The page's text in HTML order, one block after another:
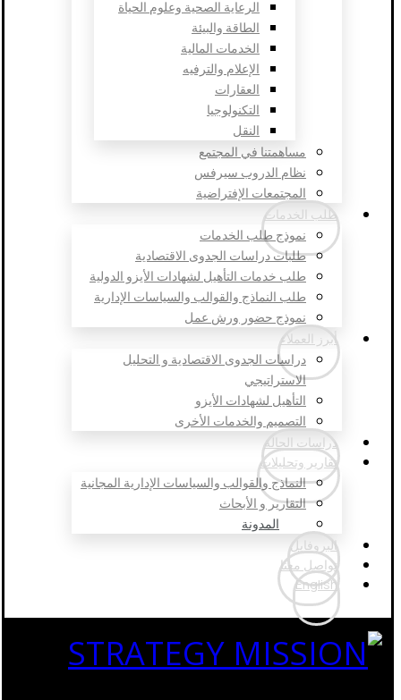
الرعاية الصحية وعلوم الحياة
الطاقة والبيئة
الخدمات المالية
الإعلام والترفيه
العقارات
التكنولوجيا
النقل
مساهمتنا في المجتمع
نظام الدروب سيرفس
المجتمعات الإفتراضية
طلب الخدمات
نموذج طلب الخدمات
طلبات دراسات الجدوى الاقتصادية
طلب خدمات التأهيل لشهادات الأيزو الدولية
طلب النماذج والقوالب والسياسات الإدارية
نموذج حضور ورش عمل
أبرز العملاء
دراسات الجدوى الاقتصادية و التحليل
الاستراتيجي
التأهيل لشهادات الأيزو
التصميم والخدمات الأخرى
دراسات الحالة
تقارير وتحليلات
النماذج والقوالب والسياسات الإدارية المجانية
التقارير و الأبحاث
المدونة
البروفايل
تواصل معنا
English